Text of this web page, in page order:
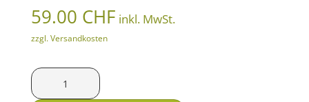
59.00 CHF inkl. MwSt.
zzgl. Versandkosten
Voere
Stahlmagazin